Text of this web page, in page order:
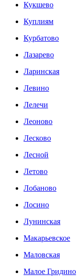
Кукшево
Куплиям
Курбатово
Лазарево
Ларинская
Левино
Лелечи
Леоново
Лесково
Лесной
Летово
Лобаново
Лосино
Лунинская
Макарьевское
Маловская
Малое Гридино